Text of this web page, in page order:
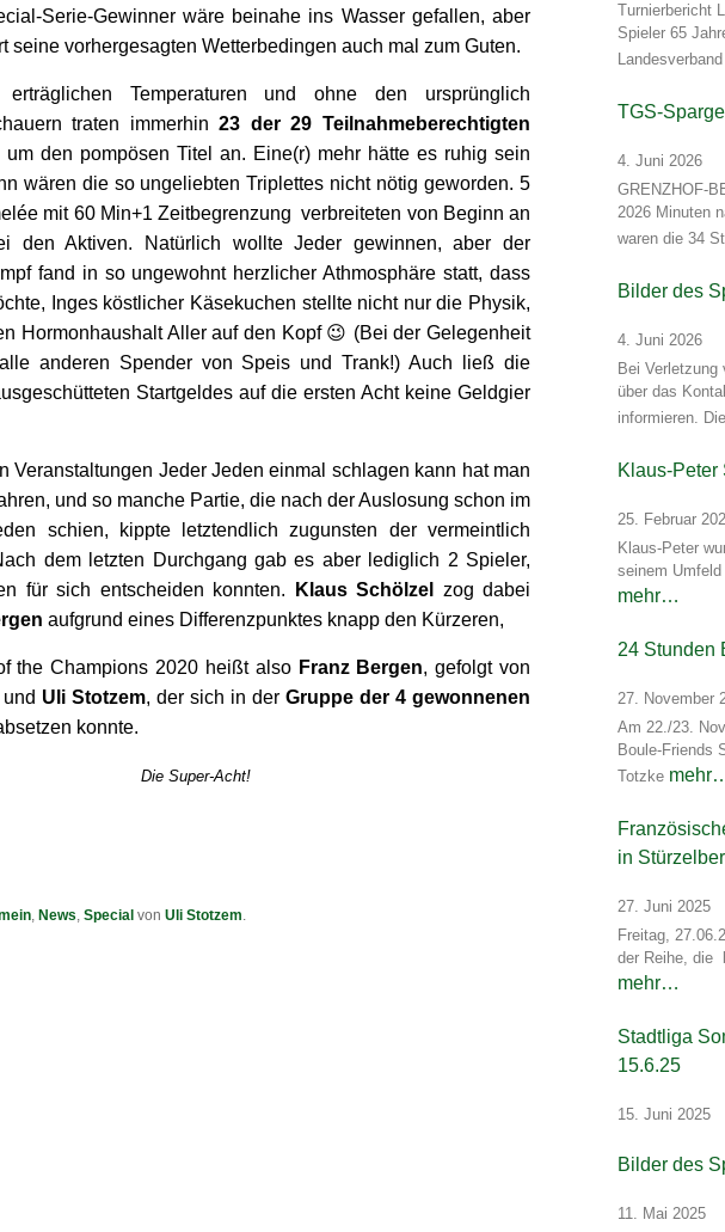
Serie-Gewinner wäre beinahe ins Wasser gefallen, aber
seine vorhergesagten Wetterbedingen auch mal zum Guten.
Temperaturen und ohne den ursprünglich
traten immerhin23 der 29 Teilnahmeberechtigten
um den pompösen Titel an. Eine(r) mehr hätte es ruhig sein
wären die so ungeliebten Triplettes nicht nötig geworden. 5
mit 60 Min+1 Zeitbegrenzung verbreiteten von Beginn an
den Aktiven. Natürlich wollte Jeder gewinnen, aber der
fand in so ungewohnt herzlicher Athmosphäre statt, dass
Inges köstlicher Käsekuchen stellte nicht nur die Physik,
Hormonhaushalt Aller auf den Kopf 😉 (Bei der Gelegenheit
anderen Spender von Speis und Trank!) Auch ließ die
Startgeldes auf die ersten Acht keine Geldgier
Veranstaltungen Jeder Jeden einmal schlagen kann hat man
und so manche Partie, die nach der Auslosung schon im
schien, kippte letztendlich zugunsten der vermeintlich
dem letzten Durchgang gab es aber lediglich 2 Spieler,
für sich entscheiden konnten.
Klaus Schölzel
zog dabei
aufgrund eines Differenzpunktes knapp den Kürzeren,
the Champions 2020 heißt also Franz Bergen, gefolgt von
und Uli Stotzem, der sich in der Gruppe der 4 gewonnenen
konnte.
Die Super-Acht!
News Special von Uli Stotzem
Turnierbericht
Spieler 65
TGS-
4. Juni 2026
GRENZHOF-
2026 Minuten
waren die 34
Bilder des
4. Juni 2026
Bei
über das
informieren.
Klaus-Peter
25. Februar
Klaus-Peter
seinem
mehr…
24 Stunden
27. November
Am 22./23.
Boule-Friends
Totzke
in
27. Juni 2025
Freitag,
der Reihe, die
mehr…
Stadtliga
15.6.25
15. Juni 2025
Bilder des
11. Mai 2025